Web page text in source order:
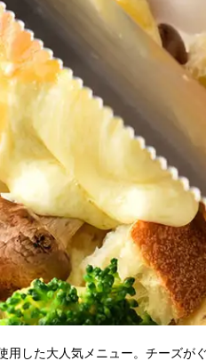
した大人気メニュー。チーズが